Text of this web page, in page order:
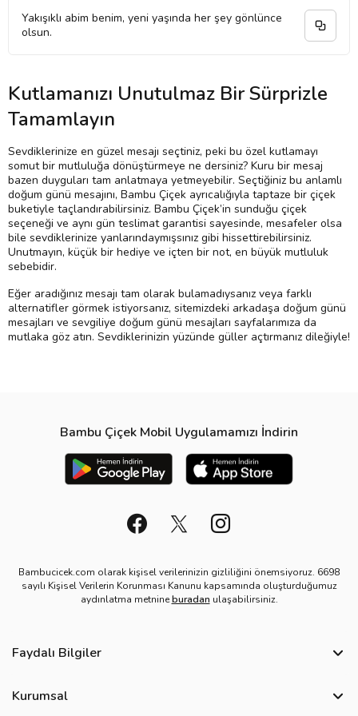
Yakışıklı abim benim, yeni yaşında her şey gönlünce
olsun.
Kutlamanızı Unutulmaz Bir Sürprizle
Tamamlayın
Sevdiklerinize en güzel mesajı seçtiniz, peki bu özel kutlamayı
somut bir mutluluğa dönüştürmeye ne dersiniz? Kuru bir mesaj
bazen duyguları tam anlatmaya yetmeyebilir. Seçtiğiniz bu anlamlı
doğum günü mesajını, Bambu Çiçek ayrıcalığıyla taptaze bir çiçek
buketiyle taçlandırabilirsiniz. Bambu Çiçek’in sunduğu çiçek
seçeneği ve aynı gün teslimat garantisi sayesinde, mesafeler olsa
bile sevdiklerinize yanlarındaymışsınız gibi hissettirebilirsiniz.
Unutmayın, küçük bir hediye ve içten bir not, en büyük mutluluk
sebebidir.
Eğer aradığınız mesajı tam olarak bulamadıysanız veya farklı
alternatifler görmek istiyorsanız, sitemizdeki arkadaşa doğum günü
mesajları ve sevgiliye doğum günü mesajları sayfalarımıza da
mutlaka göz atın. Sevdiklerinizin yüzünde güller açtırmanız dileğiyle!
Bambu Çiçek Mobil Uygulamamızı İndirin
Bambucicek.com olarak kişisel verilerinizin gizliliğini önemsiyoruz. 6698
sayılı Kişisel Verilerin Korunması Kanunu kapsamında oluşturduğumuz
aydınlatma metnineburadan ulaşabilirsiniz.
Faydalı Bilgiler
Kurumsal